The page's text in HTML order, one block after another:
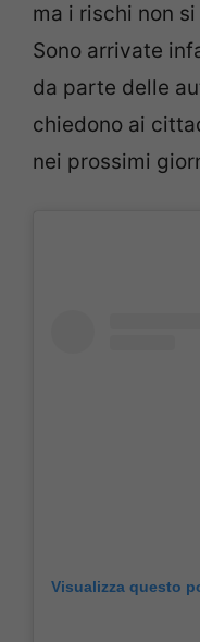
ma i rischi non
Sono arrivate
da parte delle
chiedono ai
nei prossimi
Visualizza questo